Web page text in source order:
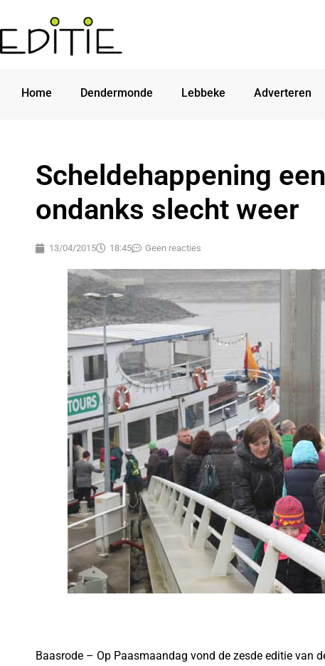
Home Dendermonde Lebbeke Adverteren
Scheldehappening
ondanks slecht weer
13/04/2015 18:45 Geen reacties
Baasrode – Op Paasmaandag vond de zesde editie van